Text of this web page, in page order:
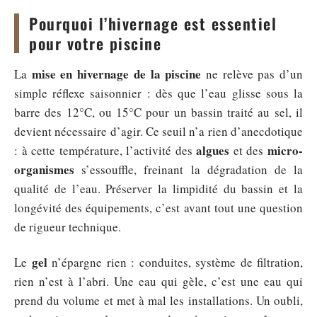
Pourquoi l’hivernage est essentiel
pour votre piscine
La mise en hivernage de la piscine ne relève pas d’un
simple réflexe saisonnier : dès que l’eau glisse sous la
barre des 12°C, ou 15°C pour un bassin traité au sel, il
devient nécessaire d’agir. Ce seuil n’a rien d’anecdotique
: à cette température, l’activité desalgues et desmicro-
organismes s’essouffle, freinant la dégradation de la
qualité de l’eau. Préserver la limpidité du bassin et la
longévité des équipements, c’est avant tout une question
de rigueur technique.
Le gel n’épargne rien : conduites, système de filtration,
rien n’est à l’abri. Une eau qui gèle, c’est une eau qui
prend du volume et met à mal les installations. Un oubli,